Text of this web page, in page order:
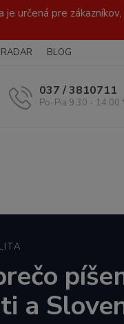
určená pre
RADAR BLOG
037 / 3810711
Po-Pia 9.30 - 14.00
a